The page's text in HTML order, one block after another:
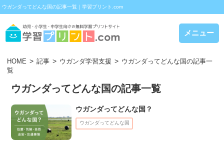
ウガンダってどんな国の記事一覧｜学習プリント.com
メニュー
HOME 記事 ウガンダ学習支援
ウガンダってどんな国の記事一
覧
ウガンダってどんな国の記事一覧
ウガンダってどんな国？
ウガンダってどんな国